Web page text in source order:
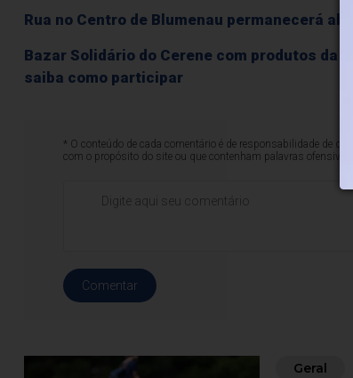
Rua no Centro de Blumenau permanecerá
Bazar Solidário do Cerene com produtos da
saiba como participar
* O conteúdo de cada comentário é de responsabilidade de
com o propósito do site ou que contenham palavras ofensivas.
Comentar
Geral